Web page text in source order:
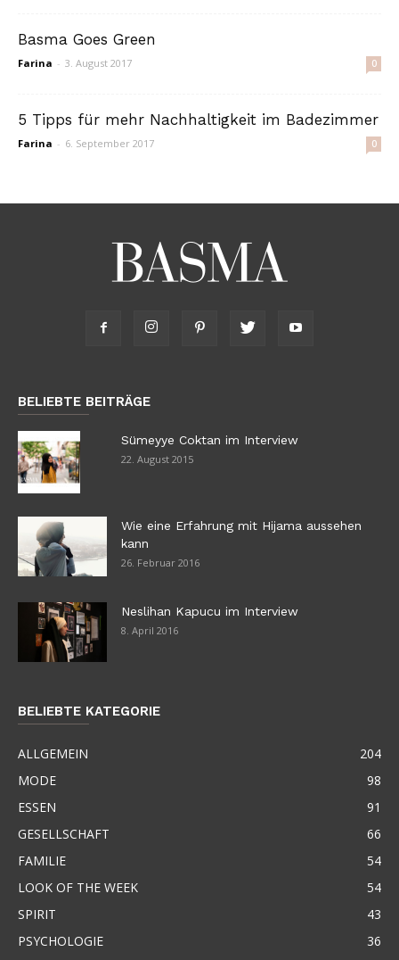
Basma Goes Green
Farina - 3. August 2017 0
5 Tipps für mehr Nachhaltigkeit im Badezimmer
Farina - 6. September 2017 0
BELIEBTE BEITRÄGE
Sümeyye Coktan im Interview
22. August 2015
Wie eine Erfahrung mit Hijama aussehen
kann
26. Februar 2016
Neslihan Kapucu im Interview
8. April 2016
BELIEBTE KATEGORIE
ALLGEMEIN
204
MODE
98
ESSEN
91
GESELLSCHAFT
66
FAMILIE
54
LOOK OF THE WEEK
54
SPIRIT
43
PSYCHOLOGIE
36